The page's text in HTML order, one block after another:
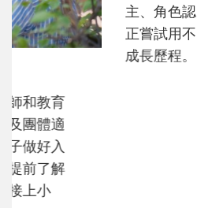
主、角色認同及解決問
正嘗試用不同的模樣，